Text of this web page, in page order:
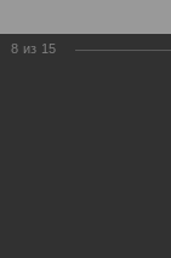
Купить
8 из 15